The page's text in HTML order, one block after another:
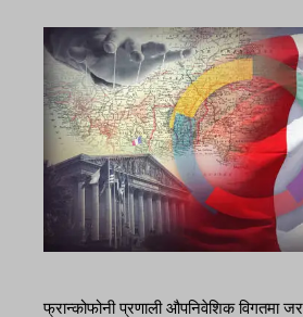
फ्रान्कोफोनी प्रणाली औपनिवेशिक विगतमा